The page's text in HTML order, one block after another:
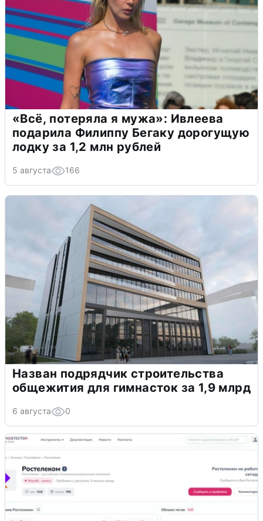
«Всё, потеряла я мужа»: Ивлеева
подарила Филиппу Бегаку дорогущую
лодку за 1,2 млн рублей
5 августа 166
Назван подрядчик строительства
общежития для гимнасток за 1,9 млрд
6 августа 0